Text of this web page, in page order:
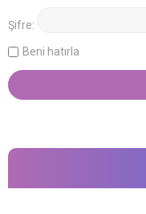
Şifre:
Beni hatırla